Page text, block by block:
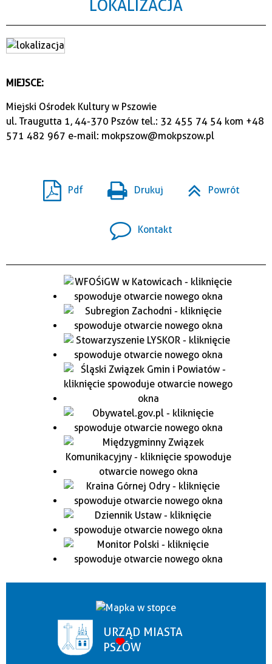
LOKALIZACJA
MIEJSCE:
Miejski Ośrodek Kultury w Pszowie
ul. Traugutta 1, 44-370 Pszów tel.: 32 455 74 54 kom +48
571 482 967 e-mail: mokpszow@mokpszow.pl
Pdf Drukuj Powrót
Kontakt
URZĄD MIASTA
PSZÓW